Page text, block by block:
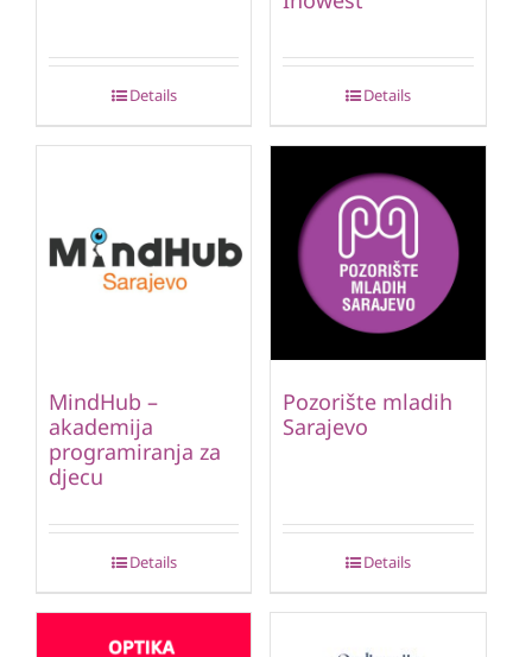
Details Details
MindHub –
akademija
programiranja za
djecu
Details
Pozorište mladih
Sarajevo
Details